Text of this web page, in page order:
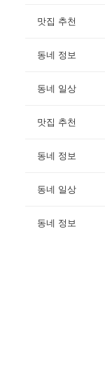
맛집 추천
동네 정보
동네 일상
맛집 추천
동네 정보
동네 일상
동네 정보